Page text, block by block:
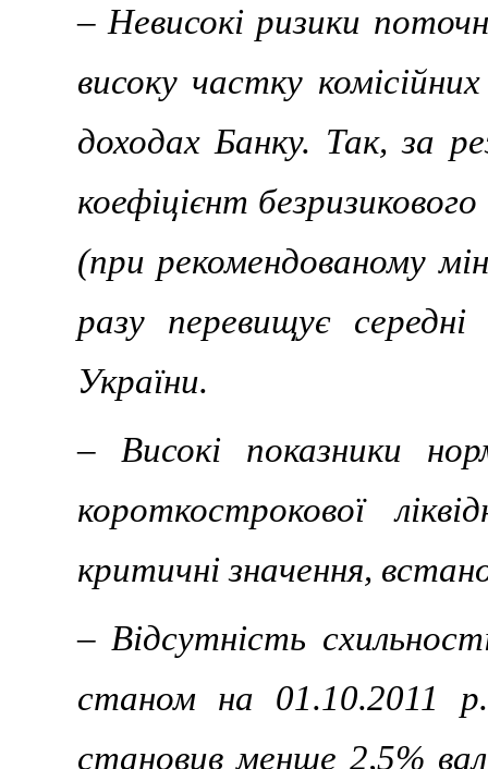
– Невисокі ризики
високу частку
доходах Банку. Так, за
коефіцієнт
(при рекомендованому
разу перевищує середні
України.
– Високі показники
короткострокової
критичні значення,
– Відсутність
станом на 01.10.2011
становив менше 2,5%